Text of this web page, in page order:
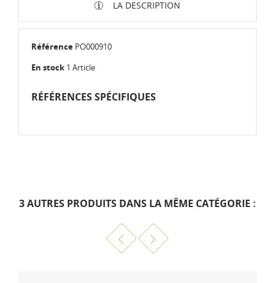
LA DESCRIPTION
Référence PO000910
En stock 1 Article
RÉFÉRENCES SPÉCIFIQUES
3 AUTRES PRODUITS DANS LA MÊME CATÉGORIE :